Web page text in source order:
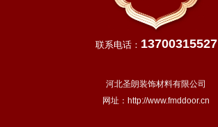
联系电话： 13700315527
河北圣朗装饰材料有限公司
网址： http://www.fmddoor.cn